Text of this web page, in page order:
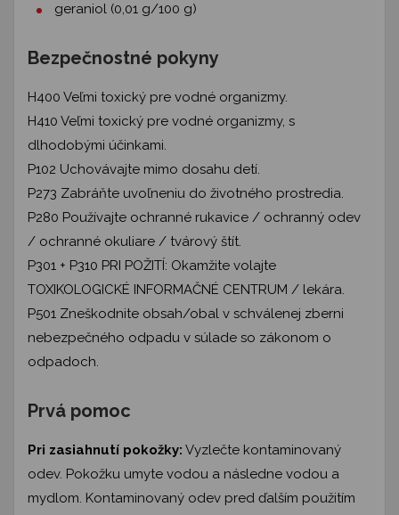
geraniol (0,01 g/100 g)
Bezpečnostné pokyny
H400 Veľmi toxický pre vodné organizmy.
H410 Veľmi toxický pre vodné organizmy, s
dlhodobými účinkami.
P102 Uchovávajte mimo dosahu detí.
P273 Zabráňte uvoľneniu do životného prostredia.
P280 Používajte ochranné rukavice / ochranný odev
/ ochranné okuliare / tvárový štít.
P301 + P310 PRI POŽITÍ: Okamžite volajte
TOXIKOLOGICKÉ INFORMAČNÉ CENTRUM / lekára.
P501 Zneškodnite obsah/obal v schválenej zberni
nebezpečného odpadu v súlade so zákonom o
odpadoch.
Prvá pomoc
Pri zasiahnutí pokožky: Vyzlečte kontaminovaný
odev. Pokožku umyte vodou a následne vodou a
mydlom. Kontaminovaný odev pred ďalším použitím